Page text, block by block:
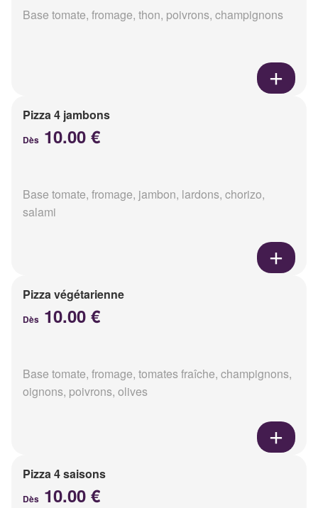
Base tomate, fromage, thon, poivrons, champignons
Pizza 4 jambons
Dès 10.00 €
Base tomate, fromage, jambon, lardons, chorizo,
salami
Pizza végétarienne
Dès 10.00 €
Base tomate, fromage, tomates fraîche, champignons,
oignons, poivrons, olives
Pizza 4 saisons
Dès 10.00 €